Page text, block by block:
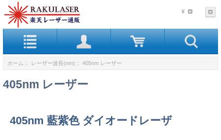
¥
ホーム :: レーザー波長(nm) :: 405nm レーザー
405nm レーザー
405nm 藍紫色 ダイオードレーザ